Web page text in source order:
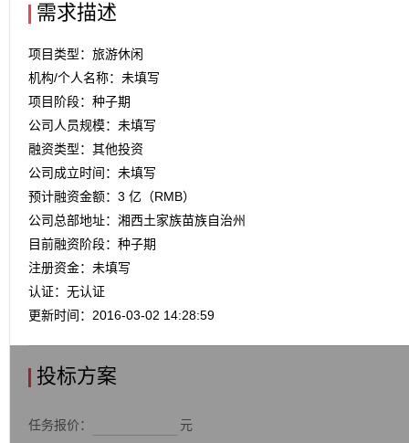
需求描述
项目类型：旅游休闲
机构/个人名称：未填写
项目阶段：种子期
公司人员规模：未填写
融资类型：其他投资
公司成立时间：未填写
预计融资金额：3 亿（RMB）
公司总部地址：湘西土家族苗族自治州
目前融资阶段：种子期
注册资金：未填写
认证：无认证
更新时间：2016-03-02 14:28:59
投标方案
任务报价： 元